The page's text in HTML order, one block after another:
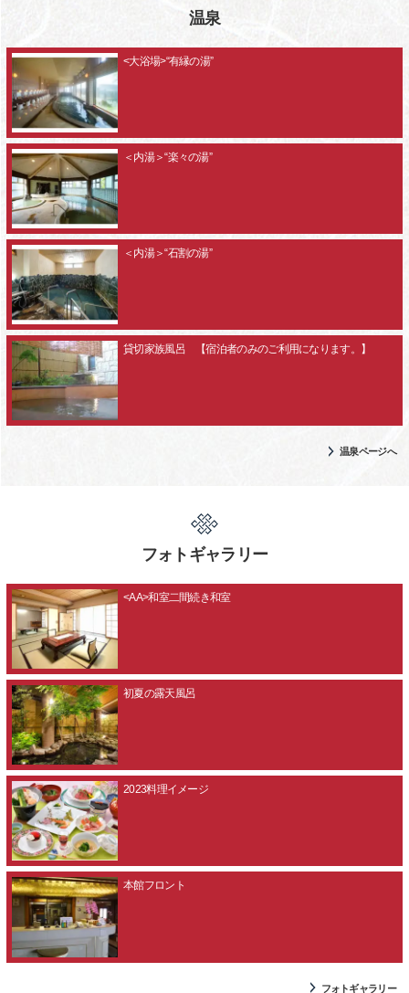
温泉
<大浴場>“有縁の湯”
＜内湯＞“楽々の湯”
＜内湯＞“石割の湯”
貸切家族風呂 【宿泊者のみのご利用になります。】
温泉ページへ
フォトギャラリー
<AA>和室二間続き和室
初夏の露天風呂
2023料理イメージ
本館フロント
フォトギャラリー